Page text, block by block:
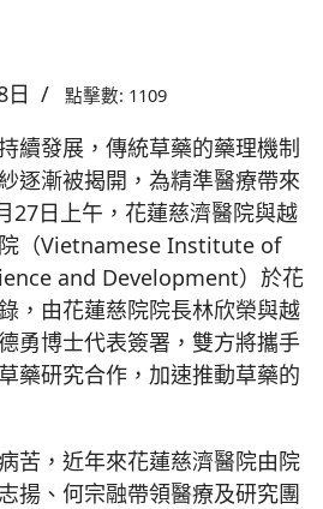
日 點擊數: 1109
續發展，傳統草藥的藥理機制
逐漸被揭開，為精準醫療帶來
27日上午，花蓮慈濟醫院與越
（Vietnamese Institute of
and Development）於花
，由花蓮慈院院長林欣榮與越
勇博士代表簽署，雙方將攜手
藥研究合作，加速推動草藥的
，近年來花蓮慈濟醫院由院
揚、何宗融帶領醫療及研究團